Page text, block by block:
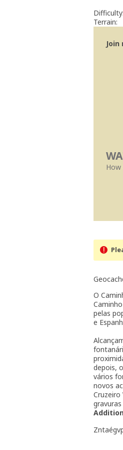
Difficulty:
Terrain:
How
O
pelas
e
depois,
vários
novos